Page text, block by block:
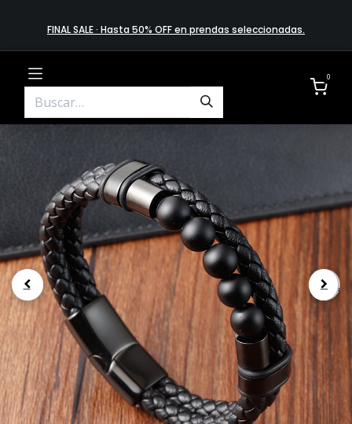
FINAL SALE · Hasta 50% OFF en prendas​ selecciona​das.
0
.